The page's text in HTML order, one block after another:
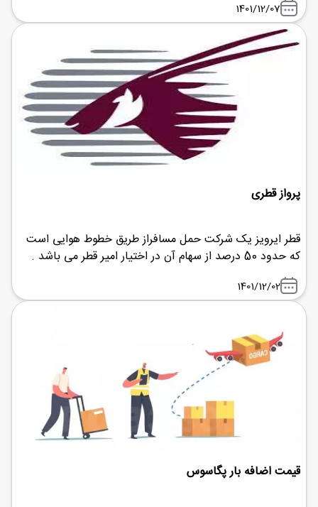
منوی مورد نظر خود را انتخاب کنید تا از شما همچون یک
رستوران لوکس پذیرایی شود.
1401/12/07
پرواز قطری
قطر ایرویز یک شرکت حمل مسافراز طریق خطوط هوایی است
که حدود 50 درصد از سهام آن در اختیار امیر قطر می باشد .
1401/12/02
قیمت اضافه بار پگاسوس